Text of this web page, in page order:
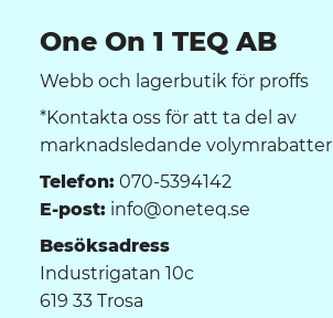
One On 1 TEQ AB
Webb och lagerbutik för proffs
*Kontakta oss för att ta del av
marknadsledande volymrabatter
Telefon: 070-5394142
E-post: info@oneteq.se
Besöksadress
Industrigatan 10c
619 33 Trosa